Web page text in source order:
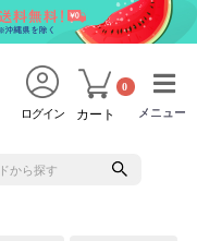
メニュー
メニュー
ログイン カート
0